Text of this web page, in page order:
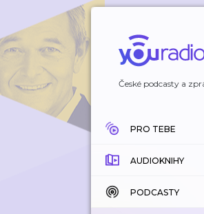
České podcasty a
PRO TEBE
AUDIOKNIHY
KATALOG
PODCASTY